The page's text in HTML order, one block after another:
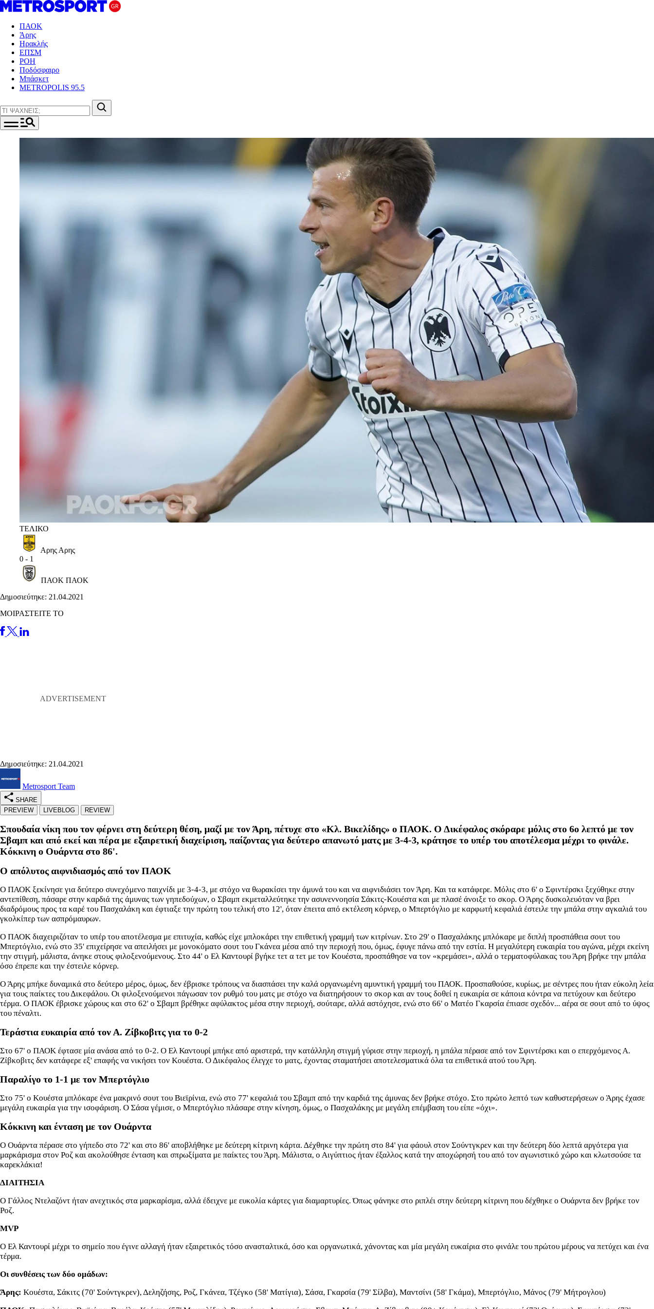
ΠΑΟΚ
Άρης
Ηρακλής
ΕΠΣΜ
ΡΟΗ
Ποδόσφαιρο
Μπάσκετ
METROPOLIS 95.5
ΤΕΛΙΚΟ
Αρης Αρης
0 - 1
ΠΑΟΚ ΠΑΟΚ
Δημοσιεύτηκε: 21.04.2021
ΜΟΙΡΑΣΤΕΙΤΕ ΤΟ
Δημοσιεύτηκε: 21.04.2021
Metrosport Team
SHARE
PREVIEW
LIVEBLOG REVIEW
Σπουδαία νίκη που τον φέρνει στη δεύτερη θέση, μαζί με τον Άρη, πέτυχε στο «Κλ. Βικελίδης» ο ΠΑΟΚ. Ο Δικέφαλος σκόραρε μόλις στο 6ο λεπτό με τον
Σβαμπ και από εκεί και πέρα με εξαιρετική διαχείριση, παίζοντας για δεύτερο απανωτό ματς με 3-4-3, κράτησε το υπέρ του αποτέλεσμα μέχρι το φινάλε.
Κόκκινη ο Ουάρντα στο 86'.
Ο απόλυτος αιφνιδιασμός από τον ΠΑΟΚ
Ο ΠΑΟΚ ξεκίνησε για δεύτερο συνεχόμενο παιχνίδι με 3-4-3, με στόχο να θωρακίσει την άμυνά του και να αιφνιδιάσει τον Άρη. Και τα κατάφερε. Μόλις στο 6' ο Σφιντέρσκι ξεχύθηκε στην
αντεπίθεση, πάσαρε στην καρδιά της άμυνας των γηπεδούχων, ο Σβαμπ εκμεταλλεύτηκε την ασυνεννοησία Σάκιτς-Κουέστα και με πλασέ άνοιξε το σκορ. Ο Άρης δυσκολευόταν να βρει
διαδρόμους προς τα καρέ του Πασχαλάκη και έφτιαξε την πρώτη του τελική στο 12', όταν έπειτα από εκτέλεση κόρνερ, ο Μπερτόγλιο με καρφωτή κεφαλιά έστειλε την μπάλα στην αγκαλιά του
γκολκίπερ των ασπρόμαυρων.
Ο ΠΑΟΚ διαχειριζόταν το υπέρ του αποτέλεσμα με επιτυχία, καθώς είχε μπλοκάρει την επιθετική γραμμή των κιτρίνων. Στο 29' ο Πασχαλάκης μπλόκαρε με διπλή προσπάθεια σουτ του
Μπερτόγλιο, ενώ στο 35' επιχείρησε να απειλήσει με μονοκόματο σουτ του Γκάνεα μέσα από την περιοχή που, όμως, έφυγε πάνω από την εστία. Η μεγαλύτερη ευκαιρία του αγώνα, μέχρι εκείνη
την στιγμή, μάλιστα, άνηκε στους φιλοξενούμενους. Στο 44' ο Ελ Καντουρί βγήκε τετ α τετ με τον Κουέστα, προσπάθησε να τον «κρεμάσει», αλλά ο τερματοφύλακας του Άρη βρήκε την μπάλα
όσο έπρεπε και την έστειλε κόρνερ.
Ο Άρης μπήκε δυναμικά στο δεύτερο μέρος, όμως, δεν έβρισκε τρόπους να διασπάσει την καλά οργανωμένη αμυντική γραμμή του ΠΑΟΚ. Προσπαθούσε, κυρίως, με σέντρες που ήταν εύκολη λεία
για τους παίκτες του Δικεφάλου. Οι φιλοξενούμενοι πάγωσαν τον ρυθμό του ματς με στόχο να διατηρήσουν το σκορ και αν τους δοθεί η ευκαιρία σε κάποια κόντρα να πετύχουν και δεύτερο
τέρμα. Ο ΠΑΟΚ έβρισκε χώρους και στο 62' ο Σβαμπ βρέθηκε αφύλακτος μέσα στην περιοχή, σούταρε, αλλά αστόχησε, ενώ στο 66' ο Ματέο Γκαρσία έπιασε σχεδόν... αέρα σε σουτ από το ύψος
του πέναλτι.
Τεράστια ευκαιρία από τον Α. Ζίβκοβιτς για το 0-2
Στο 67' ο ΠΑΟΚ έφτασε μία ανάσα από το 0-2. Ο Ελ Καντουρί μπήκε από αριστερά, την κατάλληλη στιγμή γύρισε στην περιοχή, η μπάλα πέρασε από τον Σφιντέρσκι και ο επερχόμενος Α.
Ζίβκοβιτς δεν κατάφερε εξ' επαφής να νικήσει τον Κουέστα. Ο Δικέφαλος έλεγχε το ματς, έχοντας σταματήσει αποτελεσματικά όλα τα επιθετικά ατού του Άρη.
Παραλίγο το 1-1 με τον Μπερτόγλιο
Στο 75' ο Κουέστα μπλόκαρε ένα μακρινό σουτ του Βιεϊρίνια, ενώ στο 77' κεφαλιά του Σβαμπ από την καρδιά της άμυνας δεν βρήκε στόχο. Στο πρώτο λεπτό των καθυστερήσεων ο Άρης έχασε
μεγάλη ευκαιρία για την ισοφάριση. Ο Σάσα γέμισε, ο Μπερτόγλιο πλάσαρε στην κίνηση, όμως, ο Πασχαλάκης με μεγάλη επέμβαση του είπε «όχι».
Κόκκινη και ένταση με τον Ουάρντα
Ο Ουάρντα πέρασε στο γήπεδο στο 72' και στο 86' αποβλήθηκε με δεύτερη κίτρινη κάρτα. Δέχθηκε την πρώτη στο 84' για φάουλ στον Σούντγκρεν και την δεύτερη δύο λεπτά αργότερα για
μαρκάρισμα στον Ροζ και ακολούθησε ένταση και σπρωξίματα με παίκτες του Άρη. Μάλιστα, ο Αιγύπτιος ήταν έξαλλος κατά την αποχώρησή του από τον αγωνιστικό χώρο και κλωτσούσε τα
καρεκλάκια!
ΔΙΑΙΤΗΣΙΑ
Ο Γάλλος Ντελαζόντ ήταν ανεχτικός στα μαρκαρίσμα, αλλά έδειχνε με ευκολία κάρτες για διαμαρτυρίες. Όπως φάνηκε στο ριπλέι στην δεύτερη κίτρινη που δέχθηκε ο Ουάρντα δεν βρήκε τον
Ροζ.
MVP
Ο Ελ Καντουρί μέχρι το σημείο που έγινε αλλαγή ήταν εξαιρετικός τόσο ανασταλτικά, όσο και οργανωτικά, χάνοντας και μία μεγάλη ευκαίρια στο φινάλε του πρώτου μέρους να πετύχει και ένα
τέρμα.
Οι συνθέσεις των δύο ομάδων:
Άρης: Κουέστα, Σάκιτς (70' Σούντγκρεν), Δεληζήσης, Ροζ, Γκάνεα, Τζέγκο (58' Ματίγια), Σάσα, Γκαρσία (79' Σίλβα), Μαντσίνι (58' Γκάμα), Μπερτόγλιο, Μάνος (79' Μήτρογλου)